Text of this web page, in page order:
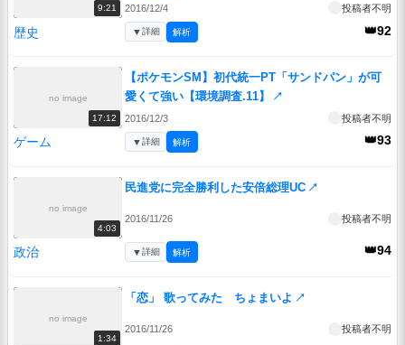
9:21 2016/12/4 投稿者不明
歴史 👑92
▼詳細 解析
no image
17:12
【ポケモンSM】初代統一PT「サンドパン」が可
愛くて強い【環境調査.11】
↗
2016/12/3 投稿者不明
ゲーム 👑93
▼詳細 解析
no image
4:03
民進党に完全勝利した安倍総理UC ↗
2016/11/26 投稿者不明
政治 👑94
▼詳細 解析
no image
1:34
「恋」 歌ってみた ちょまいよ ↗
2016/11/26 投稿者不明